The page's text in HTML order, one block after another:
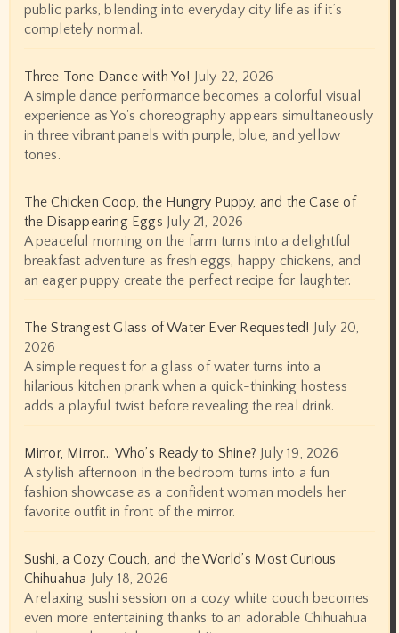
public parks, blending into everyday city life as if it’s
completely normal.
Three Tone Dance with Yo! July 22, 2026
A simple dance performance becomes a colorful visual
experience as Yo's choreography appears simultaneously
in three vibrant panels with purple, blue, and yellow
tones.
The Chicken Coop, the Hungry Puppy, and the Case of
the Disappearing Eggs July 21, 2026
A peaceful morning on the farm turns into a delightful
breakfast adventure as fresh eggs, happy chickens, and
an eager puppy create the perfect recipe for laughter.
The Strangest Glass of Water Ever Requested! July 20,
2026
A simple request for a glass of water turns into a
hilarious kitchen prank when a quick-thinking hostess
adds a playful twist before revealing the real drink.
Mirror, Mirror… Who’s Ready to Shine? July 19, 2026
A stylish afternoon in the bedroom turns into a fun
fashion showcase as a confident woman models her
favorite outfit in front of the mirror.
Sushi, a Cozy Couch, and the World’s Most Curious
Chihuahua July 18, 2026
A relaxing sushi session on a cozy white couch becomes
even more entertaining thanks to an adorable Chihuahua